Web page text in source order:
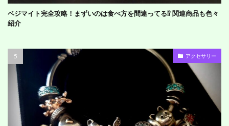
ベジマイト完全攻略！まずいのは食べ方を間違ってる⁉︎ 関連商品も色々
紹介
アクセサリー